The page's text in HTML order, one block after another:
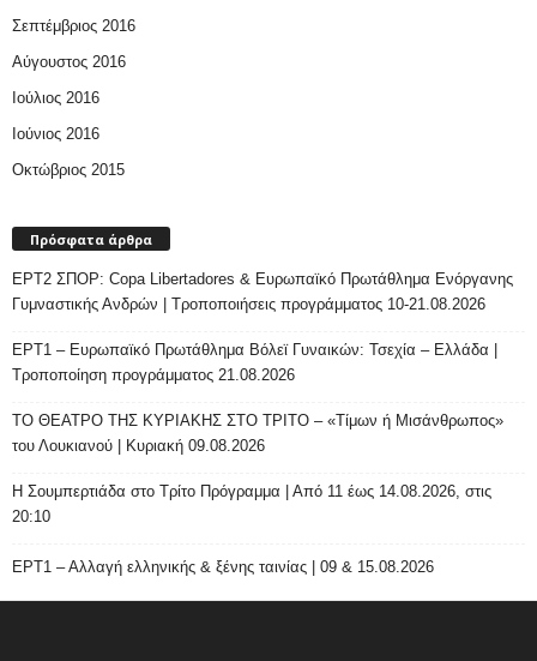
Σεπτέμβριος 2016
Αύγουστος 2016
Ιούλιος 2016
Ιούνιος 2016
Οκτώβριος 2015
Πρόσφατα άρθρα
ΕΡΤ2 ΣΠΟΡ: Copa Libertadores & Ευρωπαϊκό Πρωτάθλημα Ενόργανης
Γυμναστικής Ανδρών | Τροποποιήσεις προγράμματος 10-21.08.2026
ΕΡΤ1 – Ευρωπαϊκό Πρωτάθλημα Βόλεϊ Γυναικών: Τσεχία – Ελλάδα |
Τροποποίηση προγράμματος 21.08.2026
ΤΟ ΘΕΑΤΡΟ ΤΗΣ ΚΥΡΙΑΚΗΣ ΣΤΟ ΤΡΙΤΟ – «Τίμων ή Μισάνθρωπος»
του Λουκιανού | Κυριακή 09.08.2026
H Σουμπερτιάδα στο Τρίτο Πρόγραμμα | Από 11 έως 14.08.2026, στις
20:10
ΕΡΤ1 – Αλλαγή ελληνικής & ξένης ταινίας | 09 & 15.08.2026